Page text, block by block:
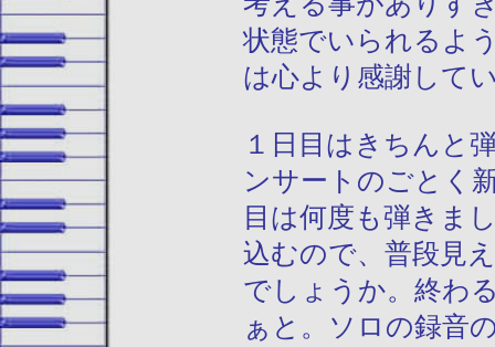
状態でいられるよ
は心より感謝して
１日目はきちんと
ンサートのごとく
目は何度も弾きま
込むので、普段見
でしょうか。終わ
ぁと。ソロの録音